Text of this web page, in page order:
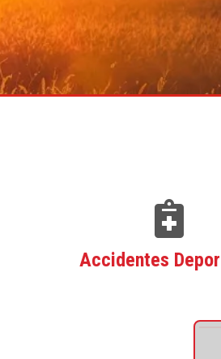
Accidentes